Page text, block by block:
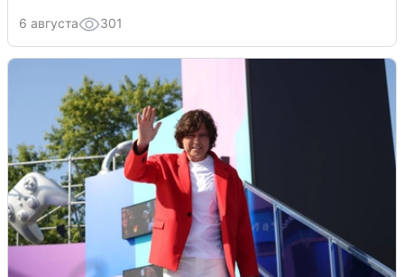
6 августа 301